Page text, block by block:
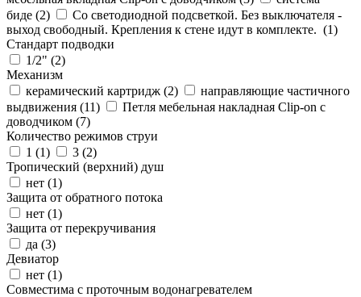
биде (2)
Со светодиодной подсветкой. Без выключателя -
выход свободный. Крепления к стене идут в комплекте. (1)
Стандарт подводки
1/2" (2)
Механизм
керамический картридж (2)
направляющие частичного
выдвижения (11)
Петля мебельная накладная Clip-on с
доводчиком (7)
Количество режимов струи
1 (1) 3 (2)
Тропический (верхний) душ
нет (1)
Защита от обратного потока
нет (1)
Защита от перекручивания
да (3)
Девиатор
нет (1)
Совместима с проточным водонагревателем